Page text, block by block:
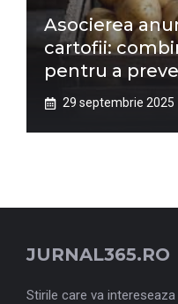
Asocierea
cartofii:
pentru a
29 septembrie 2025
JURNAL365.RO
Stirile care va intereseaza